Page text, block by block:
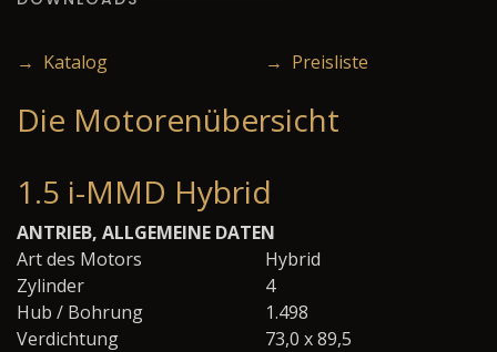
→ Katalog → Preisliste
Die Motorenübersicht
1.5 i-MMD Hybrid
ANTRIEB, ALLGEMEINE DATEN
Art des Motors
Hybrid
Zylinder
4
Hub / Bohrung
1.498
Verdichtung
73,0 x 89,5